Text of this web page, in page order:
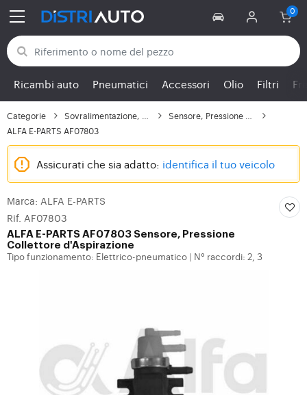
Torna alle categorie
Ricambi auto Pneumatici Accessori Olio Filtri
Categorie
ALFA E-PARTS AF07803
Assicurati che sia adatto: identifica il tuo veicolo
Marca: ALFA E-PARTS
Rif. AF07803
ALFA E-PARTS AF07803 Sensore, Pressione
Collettore d'Aspirazione
Tipo funzionamento: Elettrico-pneumatico N° raccordi: 2, 3